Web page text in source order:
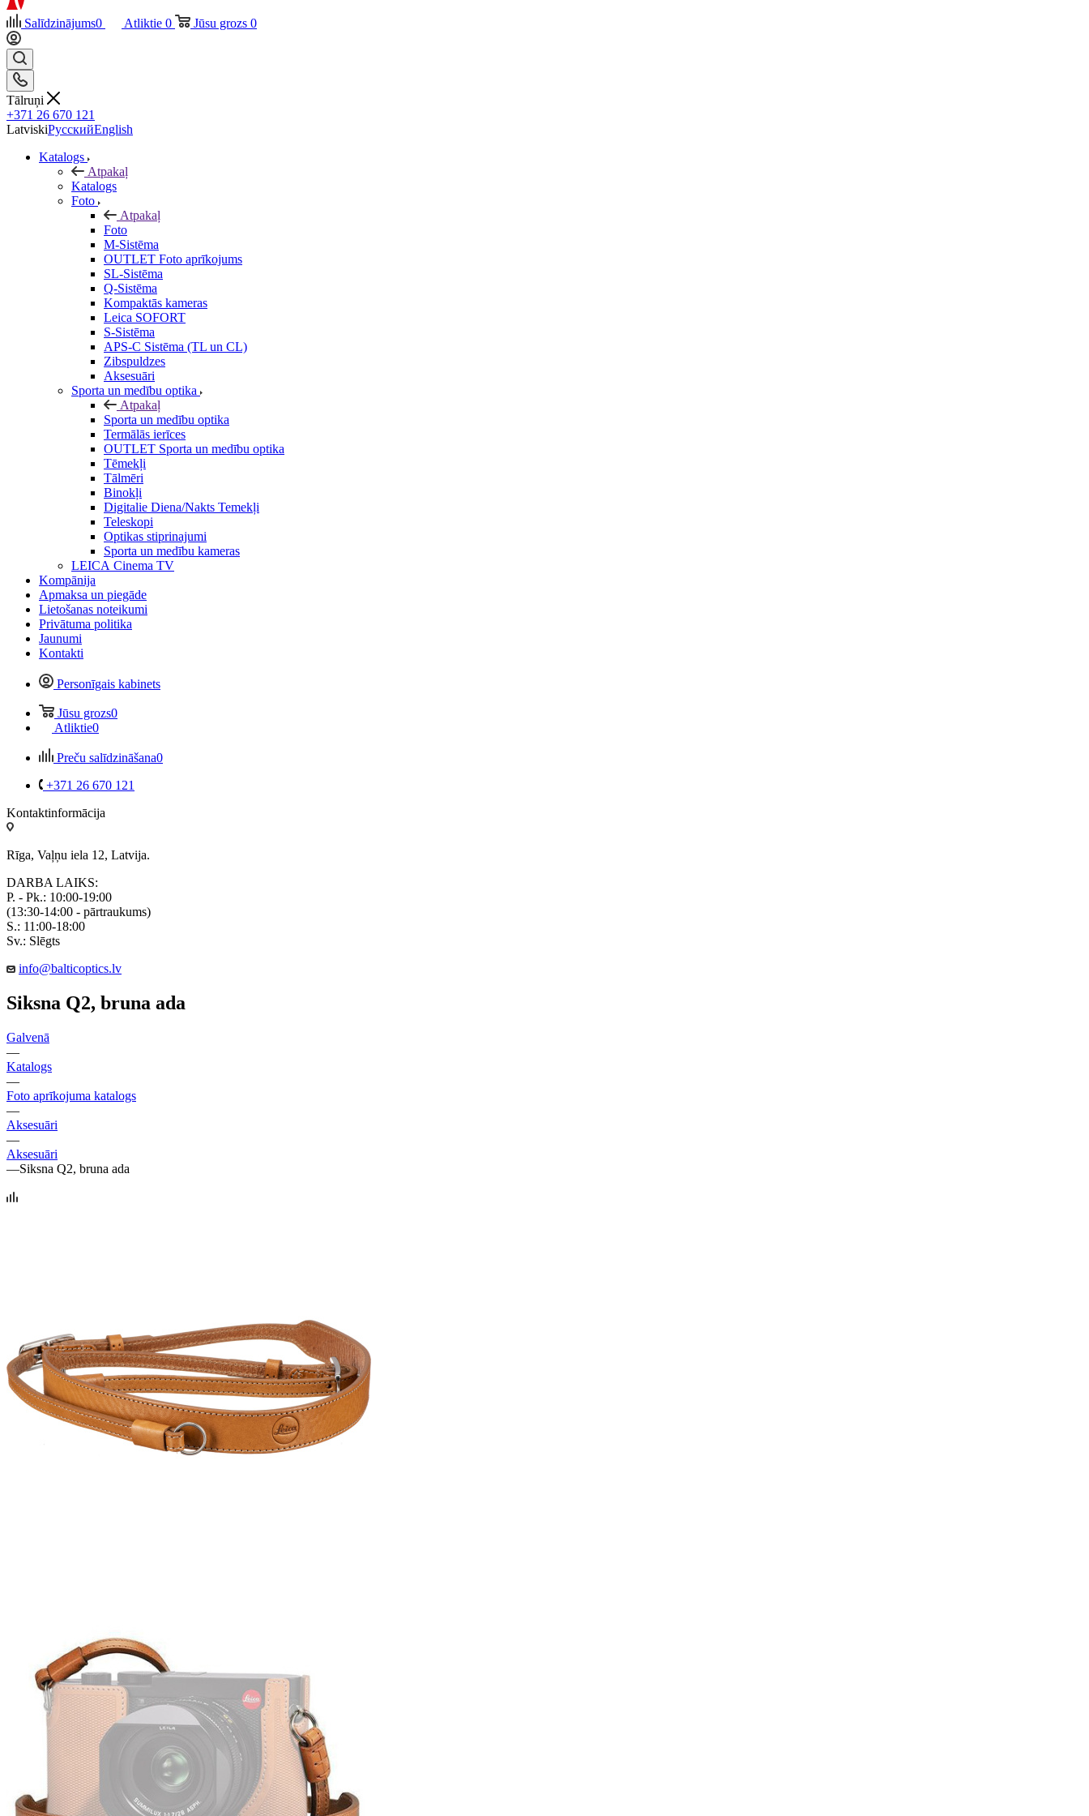
Salīdzinājums0 Atliktie 0 Jūsu grozs 0
Tālruņi
+371 26 670 121
LatviskiРусскийEnglish
Katalogs
Atpakaļ
Katalogs
Foto
Atpakaļ
Foto
M-Sistēma
OUTLET Foto aprīkojums
SL-Sistēma
Q-Sistēma
Kompaktās kameras
Leica SOFORT
S-Sistēma
APS-C Sistēma (TL un CL)
Zibspuldzes
Aksesuāri
Sporta un medību optika
Atpakaļ
Sporta un medību optika
Termālās ierīces
OUTLET Sporta un medību optika
Tēmekļi
Tālmēri
Binokļi
Digitalie Diena/Nakts Temekļi
Teleskopi
Optikas stiprinajumi
Sporta un medību kameras
LEICA Cinema TV
Kompānija
Apmaksa un piegāde
Lietošanas noteikumi
Privātuma politika
Jaunumi
Kontakti
Personīgais kabinets
Jūsu grozs0
Atliktie0
Preču salīdzināšana0
+371 26 670 121
Kontaktinformācija
Rīga, Vaļņu iela 12, Latvija.
DARBA LAIKS:
P. - Pk.: 10:00-19:00
(13:30-14:00 - pārtraukums)
S.: 11:00-18:00
Sv.: Slēgts
info@balticoptics.lv
Siksna Q2, bruna ada
Galvenā
—
Katalogs
—
Foto aprīkojuma katalogs
—
Aksesuāri
—
Aksesuāri
—Siksna Q2, bruna ada